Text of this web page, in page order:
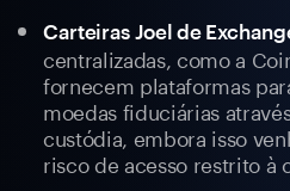
Carteiras Joel de
centralizadas, como a
fornecem plataformas
moedas fiduciárias
custódia, embora isso
risco de acesso restrito à